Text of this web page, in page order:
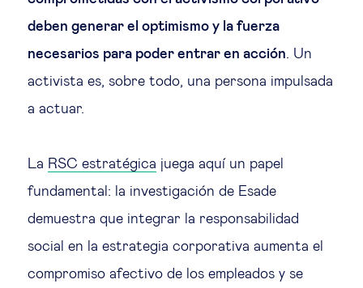
deben generar el optimismo y la fuerza
necesarios para poder entrar en acción . Un
activista es, sobre todo, una persona impulsada
a actuar.
La RSC estratégica juega aquí un papel
fundamental: la investigación de Esade
demuestra que integrar la responsabilidad
social en la estrategia corporativa aumenta el
compromiso afectivo de los empleados y se